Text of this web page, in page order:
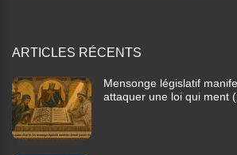
ARTICLES RÉCENTS
Mensonge législatif
attaquer une loi qui ment